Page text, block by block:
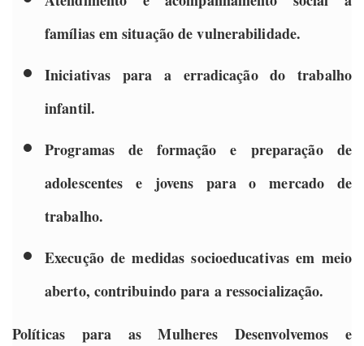
famílias em situação de vulnerabilidade.
Iniciativas para a erradicação do trabalho
infantil.
Programas de formação e preparação de
adolescentes e jovens para o mercado de
trabalho.
Execução de medidas socioeducativas em meio
aberto, contribuindo para a ressocialização.
Políticas para as Mulheres Desenvolvemos e